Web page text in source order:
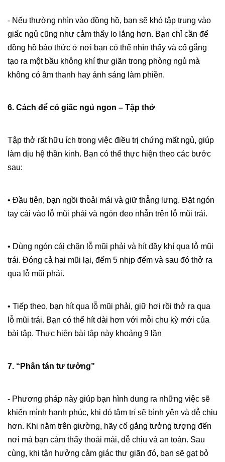
- Nếu thường nhìn vào đồng hồ, bạn sẽ khó tập trung vào
giấc ngủ cũng như cảm thấy lo lắng hơn. Bạn chỉ cần để
đồng hồ báo thức ở nơi bạn có thể nhìn thấy và cố gắng
tạo ra một bầu không khí thư giãn trong phòng ngủ mà
không có âm thanh hay ánh sáng làm phiền.
6. Cách để có giấc ngủ ngon – Tập thở
Tập thở rất hữu ích trong việc điều trị chứng mất ngủ, giúp
làm dịu hệ thần kinh. Bạn có thể thực hiện theo các bước
sau:
• Đầu tiên, bạn ngồi thoải mái và giữ thẳng lưng. Đặt ngón
tay cái vào lỗ mũi phải và ngón đeo nhẫn trên lỗ mũi trái.
• Dùng ngón cái chặn lỗ mũi phải và hít đầy khí qua lỗ mũi
trái. Đóng cả hai mũi lại, đếm 5 nhịp đếm và sau đó thở ra
qua lỗ mũi phải.
• Tiếp theo, bạn hít qua lỗ mũi phải, giữ hơi rồi thở ra qua
lỗ mũi trái. Bạn có thể hít dài hơn với mỗi chu kỳ mới của
bài tập. Thực hiện bài tập này khoảng 9 lần
7. “Phân tán tư tưởng”
- Phương pháp này giúp bạn hình dung ra những việc sẽ
khiến mình hạnh phúc, khi đó tâm trí sẽ bình yên và dễ chịu
hơn. Khi nằm trên giường, hãy cố gắng tưởng tượng đến
nơi mà bạn cảm thấy thoải mái, dễ chịu và an toàn. Sau
cùng, khi tận hưởng cảm giác thư giãn đó, bạn sẽ gạt bỏ